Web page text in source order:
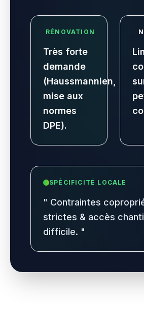
RÉNOVATION
Très forte
demande
(Haussmannien,
mise aux
normes
DPE).
SPÉCIFICITÉ LOCALE
" Contraintes
strictes & accès
difficile. "